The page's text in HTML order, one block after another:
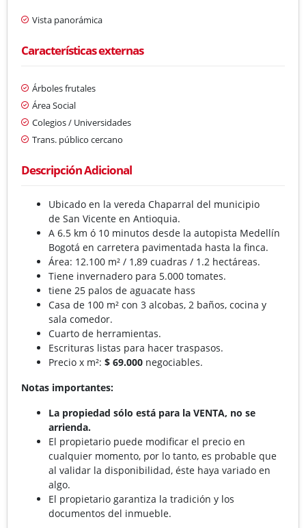
Vista panorámica
Características externas
Árboles frutales
Área Social
Colegios / Universidades
Trans. público cercano
Descripción Adicional
Ubicado en la vereda Chaparral del municipio
de San Vicente en Antioquia.
A 6.5 km ó 10 minutos desde la autopista Medellín
Bogotá en carretera pavimentada hasta la finca.
Área: 12.100 m² / 1,89 cuadras / 1.2 hectáreas.
Tiene invernadero para 5.000 tomates.
tiene 25 palos de aguacate hass
Casa de 100 m² con 3 alcobas, 2 baños, cocina y
sala comedor.
Cuarto de herramientas.
Escrituras listas para hacer traspasos.
Precio x m²: $ 69.000 negociables.
Notas importantes:
La propiedad sólo está para la VENTA, no se
arrienda.
El propietario puede modificar el precio en
cualquier momento, por lo tanto, es probable que
al validar la disponibilidad, éste haya variado en
algo.
El propietario garantiza la tradición y los
documentos del inmueble.